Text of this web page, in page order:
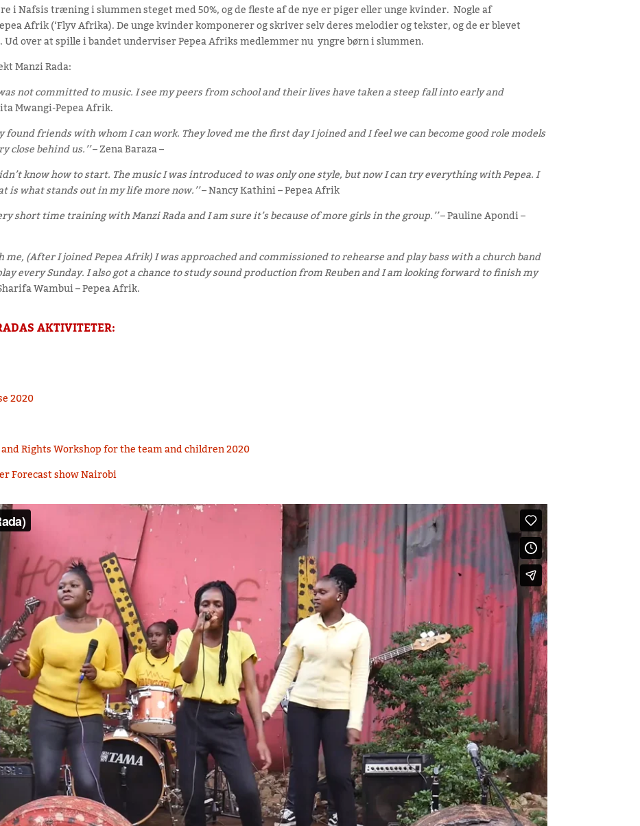
i Nafsis træning i slummen steget med 50%, og de fleste af de nye er piger eller unge kvinder. Nogle af
Afrik (‘Flyv Afrika). De unge kvinder komponerer og skriver selv deres melodier og tekster, og de er blevet
over at spille i bandet underviser Pepea Afriks medlemmer nu yngre børn i slummen.
Manzi Rada:
not committed to music. I see my peers from school and their lives have taken a steep fall into early and
Mwangi-Pepea Afrik.
found friends with whom I can work. They loved me the first day I joined and I feel we can become good role models
behind us.’’– Zena Baraza –
know how to start. The music I was introduced to was only one style, but now I can try everything with Pepea. I
is what stands out in my life more now.’’– Nancy Kathini – Pepea Afrik
short time training with Manzi Rada and I am sure it’s because of more girls in the group.’’– Pauline Apondi –
me, (After I joined Pepea Afrik) I was approached and commissioned to rehearse and play bass with a church band
every Sunday. I also got a chance to study sound production from Reuben and I am looking forward to finish my
Wambui – Pepea Afrik.
AKTIVITETER:
2020
Rights Workshop for the team and children 2020
Forecast show Nairobi